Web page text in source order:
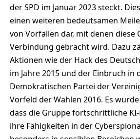
der SPD im Januar 2023 steckt.
einen weiteren bedeutsamen
von Vorfällen dar, mit denen diese
Verbindung gebracht wird. Dazu
Aktionen wie der Hack des
im Jahre 2015 und der Einbruch in
Demokratischen Partei der
Vorfeld der Wahlen 2016. Es
dass die Gruppe fortschrittliche
ihre Fähigkeiten in der